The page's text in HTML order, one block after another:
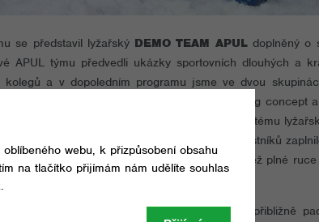
se představil lyžařský DEMO TEAM APULdoplněný o
APUL týmu předvedli ukázky sportovních dlouhých a
a v dopoledním programu jsme ve dvou
s naším tématem, které znělo: „Teaching concept
prvky na kurzech D a C v našem systému
škále. Přibližně čtyřicet kongresových účastníků
doplňoval snowboardový lektor a měl též plné
(alpine, snowboard, telemark) a přibližně